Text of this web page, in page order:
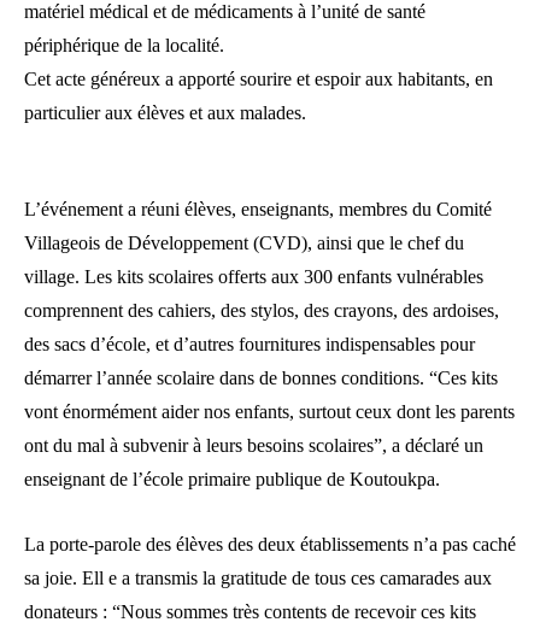
matériel médical et de médicaments à l’unité de santé
périphérique de la localité.
Cet acte généreux a apporté sourire et espoir aux habitants, en
particulier aux élèves et aux malades.
L’événement a réuni élèves, enseignants, membres du Comité
Villageois de Développement (CVD), ainsi que le chef du
village. Les kits scolaires offerts aux 300 enfants vulnérables
comprennent des cahiers, des stylos, des crayons, des ardoises,
des sacs d’école, et d’autres fournitures indispensables pour
démarrer l’année scolaire dans de bonnes conditions. “Ces kits
vont énormément aider nos enfants, surtout ceux dont les parents
ont du mal à subvenir à leurs besoins scolaires”, a déclaré un
enseignant de l’école primaire publique de Koutoukpa.
La porte-parole des élèves des deux établissements n’a pas caché
sa joie. Ell e a transmis la gratitude de tous ces camarades aux
donateurs : “Nous sommes très contents de recevoir ces kits